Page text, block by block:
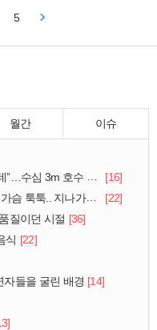
5
월간 이슈
호수 뛰어든 60대 의인
[16]
지나가던 아재의 정체
[22]
질이던 시절 [36]
식 [22]
자들을 굴린 배경 [14]